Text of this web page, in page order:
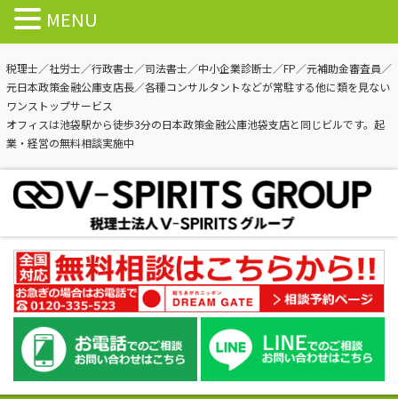
税理士／社労士／行政書士／司法書士／中小企業診断士／FP／元補助金審査員／
元日本政策金融公庫支店長／各種コンサルタントなどが常駐する他に類を見ない
ワンストップサービス
オフィスは池袋駅から徒歩3分の日本政策金融公庫池袋支店と同じビルです。起
業・経営の無料相談実施中
MENU